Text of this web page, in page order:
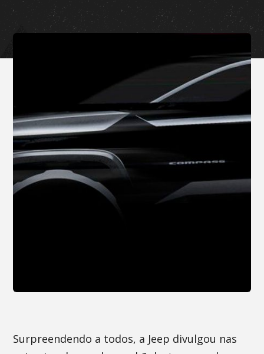
Surpreendendo a todos, a Jeep divulgou nas